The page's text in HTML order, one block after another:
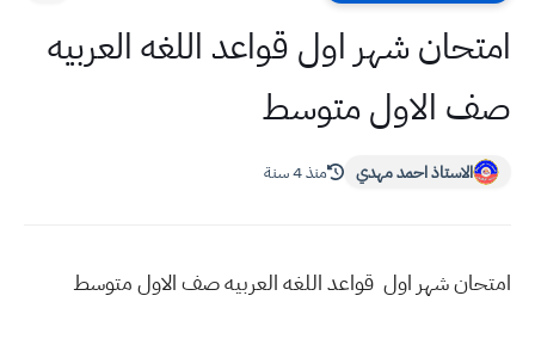
امتحان شهر اول قواعد اللغه العربيه
صف الاول متوسط
الاستاذ احمد مهدي منذ 4 سنة
امتحان شهر اول قواعد اللغه العربيه صف الاول متوسط